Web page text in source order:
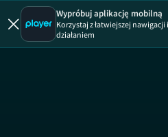
Wypróbuj aplikację mobilną
Korzystaj z łatwiejszej nawigacji
działaniem